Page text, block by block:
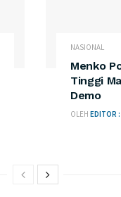
NASIONAL
Menko
Tinggi
Demo
OLEH EDITOR